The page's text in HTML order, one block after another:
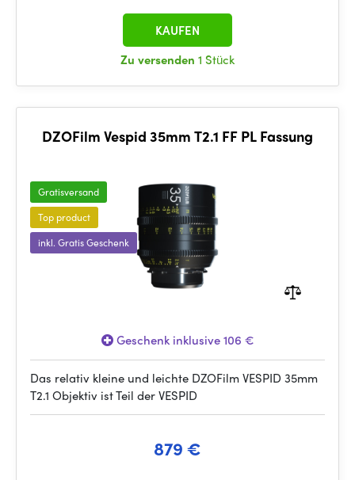
Zu versenden 1 Stück
KAUFEN
DZOFilm Vespid 35mm T2.1 FF PL Fassung
Gratisversand
Top product
inkl. Gratis Geschenk
Geschenk inklusive 106 €
Das relativ kleine und leichte DZOFilm VESPID 35mm
T2.1 Objektiv ist Teil der VESPID
879 €